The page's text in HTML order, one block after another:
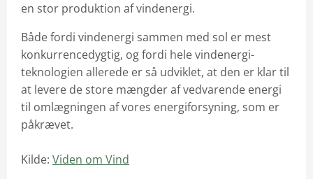
en stor produktion af vindenergi.
Både fordi vindenergi sammen med sol er mest
konkurrencedygtig, og fordi hele vindenergi-
teknologien allerede er så udviklet, at den er klar til
at levere de store mængder af vedvarende energi
til omlægningen af vores energiforsyning, som er
påkrævet.
Kilde: Viden om Vind